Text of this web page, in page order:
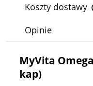
Koszty dostawy
Cena nie zawiera
Opinie
MyVita
kap)